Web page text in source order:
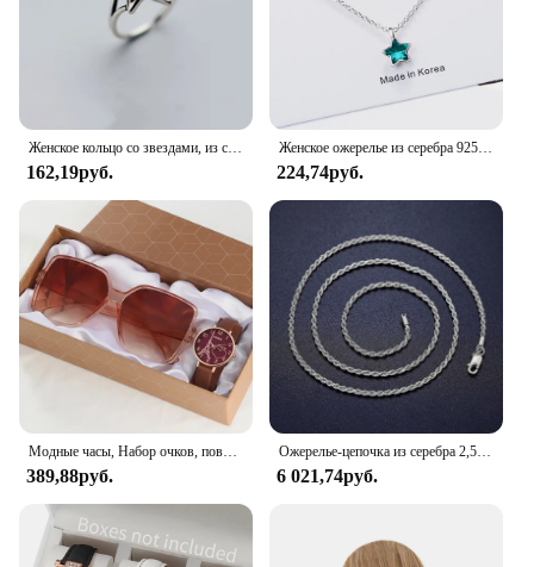
addition to your summer wardrobe, offering both
comfort and style for every adventure.
162,19руб.
Женское ожерелье из серебра 925 пробы с синей звездой и кристаллами
224,74руб.
389,88руб.
Ожерелье-цепочка из серебра 2,5 пробы, мм
6 021,74руб.